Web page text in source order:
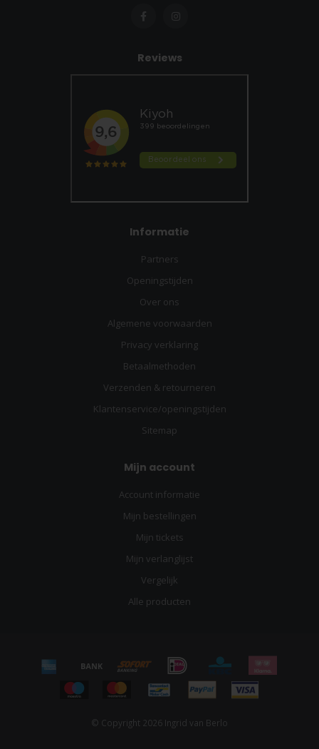
Reviews
Informatie
Partners
Openingstijden
Over ons
Algemene voorwaarden
Privacy verklaring
Betaalmethoden
Verzenden & retourneren
Klantenservice/openingstijden
Sitemap
Mijn account
Account informatie
Mijn bestellingen
Mijn tickets
Mijn verlanglijst
Vergelijk
Alle producten
© Copyright 2026 Ingrid van Berlo